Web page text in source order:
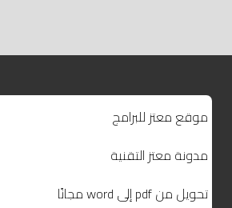
موقع معتز للبرامج
مدونة معتز التقنية
تحويل من pdf إلى word مجانًا